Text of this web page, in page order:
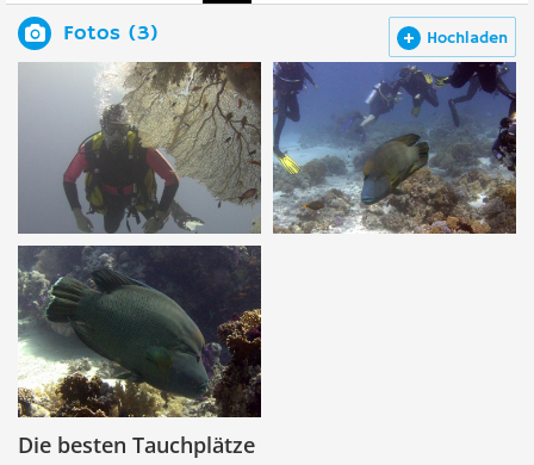
Hochladen
Fotos (3)
Die besten Tauchplätze